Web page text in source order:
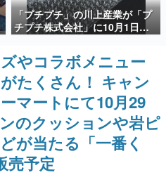
ーム市場を担う若きクリエイター達
ーツと情熱を探っていきます。
たち
受けた作家さんに取材し、ゲームが
業やカルチャーに与えた影響を探る企
ム産業史
史における主要なトピック・タイト
開発者へのインタビューや識者による
の歴史が一望できる決定版！
「プチプチ」の川上産業が「プ
チプチ株式会社」に10月1日よ
り社名変更へ。創業58年で初め
ての変更で、“プチッ”と鳴るお
なじみの緩衝材が会社の名前に
やコラボメニュー
たくさん！ キャン
マートにて10月29
のクッションや岩ピ
が当たる「一番く
売予定